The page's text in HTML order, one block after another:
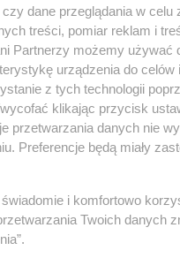
do Nagrody
Szczecin 2025
nominowanych do
dane przeglądania w celu
treści, pomiar reklam i
Partnerzy możemy używać
urządzenia do celów
z tych technologii
klikając przycisk
przetwarzania danych nie
Preferencje będą miały
i komfortowo
Twoich danych